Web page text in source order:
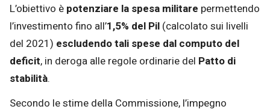
L’obiettivo è potenziare la spesa militare permettendo
l’investimento fino all’1,5% del Pil (calcolato sui livelli
del 2021) escludendo tali spese dal computo del
deficit, in deroga alle regole ordinarie del Patto di
stabilità.
Secondo le stime della Commissione, l’impegno